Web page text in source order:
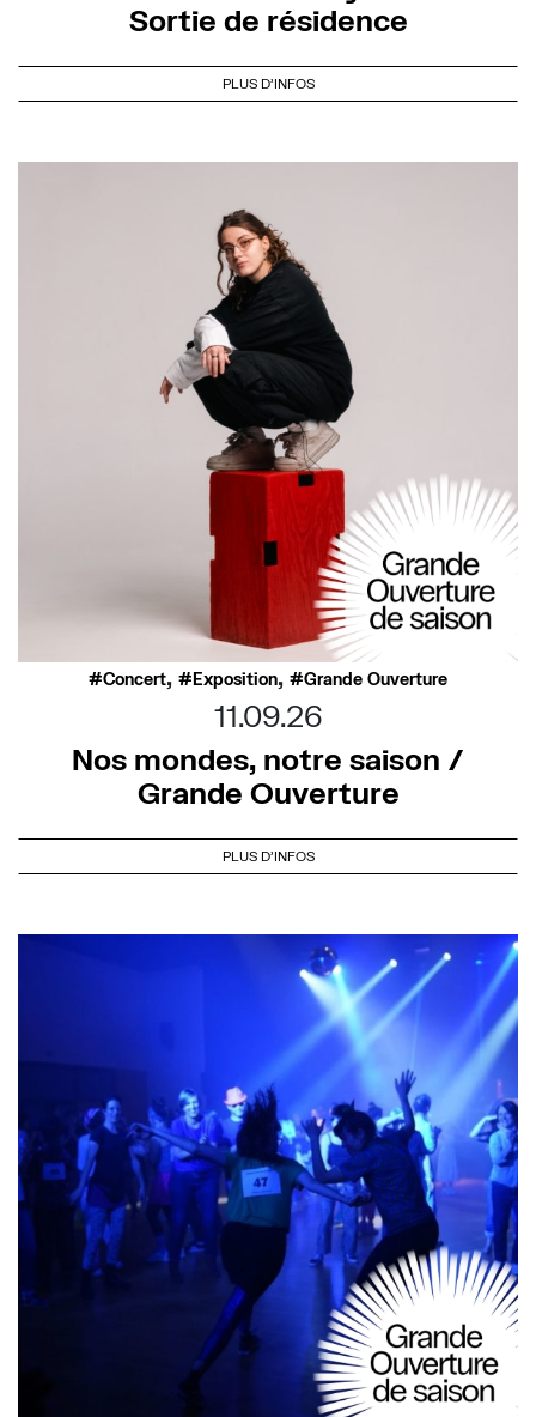
Sortie de résidence
PLUS D'INFOS
Concert, Exposition, Grande Ouverture
11.09.26
Nos mondes, notre saison /
Grande Ouverture
PLUS D'INFOS